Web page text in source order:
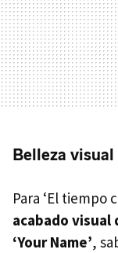
Belleza
Para ‘El tiempo
acabado visual
‘Your Name’,